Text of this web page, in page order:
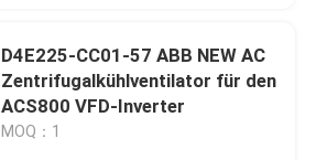
D4E225-CC01-57 ABB NEW AC
Zentrifugalkühlventilator für den
ACS800 VFD-Inverter
MOQ：1